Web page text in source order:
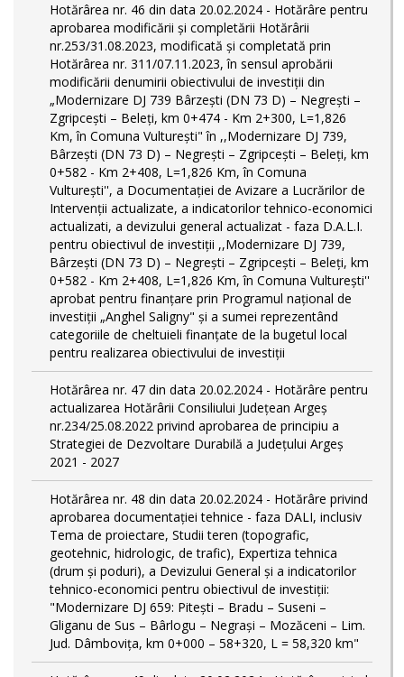
Hotărârea nr. 46 din data 20.02.2024 - Hotărâre pentru
aprobarea modificării şi completării Hotărârii
nr.253/31.08.2023, modificată și completată prin
Hotărârea nr. 311/07.11.2023, în sensul aprobării
modificării denumirii obiectivului de investiții din
„Modernizare DJ 739 Bârzeşti (DN 73 D) – Negrești –
Zgripcești – Beleți, km 0+474 - Km 2+300, L=1,826
Km, în Comuna Vulturești" în ,,Modernizare DJ 739,
Bârzeşti (DN 73 D) – Negrești – Zgripcești – Beleți, km
0+582 - Km 2+408, L=1,826 Km, în Comuna
Vulturești'', a Documentației de Avizare a Lucrărilor de
Intervenții actualizate, a indicatorilor tehnico-economici
actualizati, a devizului general actualizat - faza D.A.L.I.
pentru obiectivul de investiţii ,,Modernizare DJ 739,
Bârzeşti (DN 73 D) – Negrești – Zgripcești – Beleți, km
0+582 - Km 2+408, L=1,826 Km, în Comuna Vulturești''
aprobat pentru finanțare prin Programul național de
investiții „Anghel Saligny" și a sumei reprezentând
categoriile de cheltuieli finanțate de la bugetul local
pentru realizarea obiectivului de investiții
Hotărârea nr. 47 din data 20.02.2024 - Hotărâre pentru
actualizarea Hotărârii Consiliului Județean Argeș
nr.234/25.08.2022 privind aprobarea de principiu a
Strategiei de Dezvoltare Durabilă a Județului Argeș
2021 - 2027
Hotărârea nr. 48 din data 20.02.2024 - Hotărâre privind
aprobarea documentației tehnice - faza DALI, inclusiv
Tema de proiectare, Studii teren (topografic,
geotehnic, hidrologic, de trafic), Expertiza tehnica
(drum și poduri), a Devizului General și a indicatorilor
tehnico-economici pentru obiectivul de investiții:
"Modernizare DJ 659: Pitești – Bradu – Suseni –
Gliganu de Sus – Bârlogu – Negrași – Mozăceni – Lim.
Jud. Dâmboviţa, km 0+000 – 58+320, L = 58,320 km"